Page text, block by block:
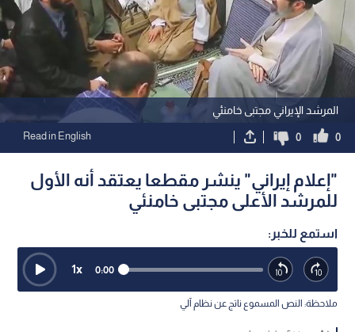
المرشد الإيراني مجتبى خامنئي
0
0
Read in English
"إعلام إيراني" ينشر مقطعا يعتقد أنه الأول
للمرشد الأعلى مجتبى خامنئي
استمع للخبر:
0:00
1x
ملاحظة: النص المسموع ناتج عن نظام آلي